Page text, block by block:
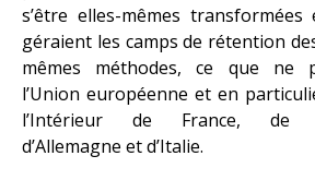
s’être elles-mêmes transformées
géraient les camps de rétention
mêmes méthodes, ce que ne
l’Union européenne et en
l’Intérieur de France, de
d’Allemagne et d’Italie.